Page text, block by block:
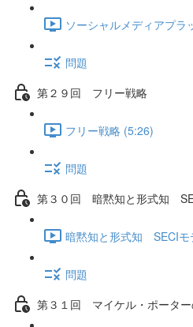
ソーシャルメディアプ
問題
第２９回 フリー戦略
フリー戦略 (5:26)
問題
第３０回 暗黙知と形式知
暗黙知と形式知 SECIモ
問題
第３１回 マイケル・ポーター